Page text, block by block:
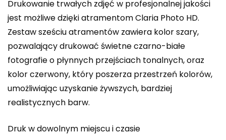
Drukowanie trwałych zdjęć w profesjonalnej jakości
jest możliwe dzięki atramentom Claria Photo HD.
Zestaw sześciu atramentów zawiera kolor szary,
pozwalający drukować świetne czarno-białe
fotografie o płynnych przejściach tonalnych, oraz
kolor czerwony, który poszerza przestrzeń kolorów,
umożliwiając uzyskanie żywszych, bardziej
realistycznych barw.
Druk w dowolnym miejscu i czasie